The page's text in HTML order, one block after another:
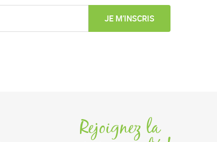
JE M’INSCRIS
Rejoignez la